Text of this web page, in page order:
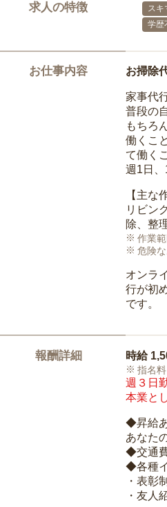
求人の特徴 スキ
学歴
お仕事内容 お掃除
家事代
普段の
もちろ
働くこ
て働く
週1日、
【主な
リビン
除、整
作業
危険
オンラ
行が初
です。
報酬詳細 時給
指名
週３日
本業と
◆昇給
あなた
◆交通
◆各種
・表彰
・友人